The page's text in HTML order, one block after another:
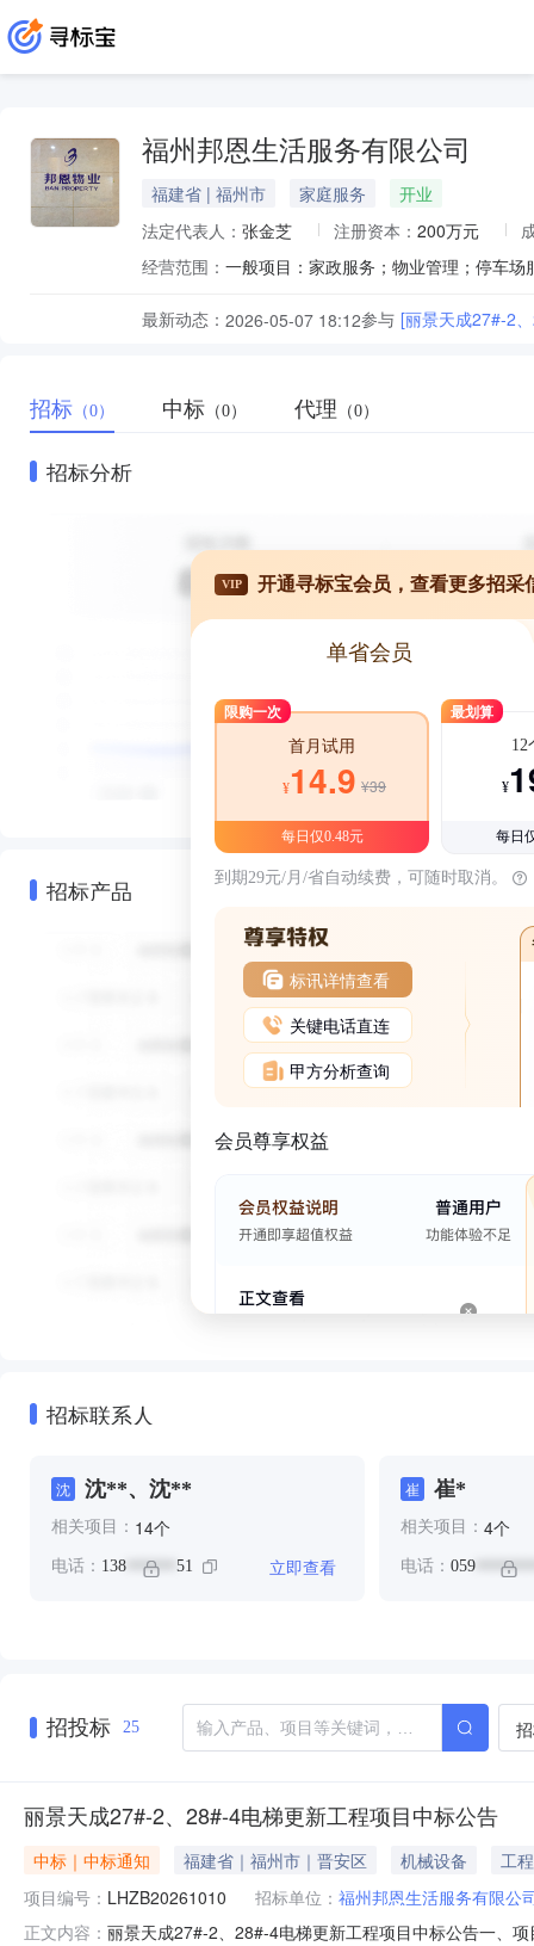
福州邦恩生活服务有限公司
福建省 | 福州市 家庭服务
开业
法定代表人： 张金芝 注册资本： 200万元
经营范围：
最新动态： 2026-05-07 18:12参与 [丽景天成27#-2
招标 （0） 中标 （0） 代理 （0）
招标分析
招标产品
VIP 开通寻标宝会员，查看更多招采
单省会员
限购一次
首月试用
¥14.9 ¥39
每日仅0.48元
最划算
12
¥
每日
到期29元/月/省自动续费，可随时取消。
标讯详情查看
关键电话直连
甲方分析查询
会员尊享权益
招标联系人
沈 沈**、沈**
相关项目： 14个
电话： 138 ****** 51 立即查看
崔 崔*
相关项目： 4个
电话： 059
招投标 25
丽景天成27#-2、28#-4电梯更新工程项目中标公告
中标｜中标通知 福建省｜福州市｜晋安区 机械设备
工程
项目编号： LHZB20261010 招标单位： 福州邦恩生活服务有限公
正文内容： 丽景天成27#-2、28#-4电梯更新工程项目中标公告一、